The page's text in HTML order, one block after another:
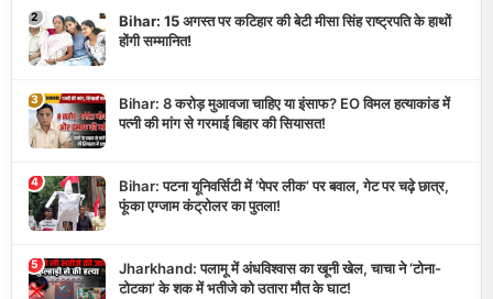
2
Bihar: 15 अगस्त पर कटिहार की बेटी मीसा सिंह राष्ट्रपति के हाथों
होंगी सम्मानित!
3
Bihar: 8 करोड़ मुआवजा चाहिए या इंसाफ? EO विमल हत्याकांड में
पत्नी की मांग से गरमाई बिहार की सियासत!
4
Bihar: पटना यूनिवर्सिटी में ‘पेपर लीक’ पर बवाल, गेट पर चढ़े छात्र,
फूंका एग्जाम कंट्रोलर का पुतला!
5
Jharkhand: पलामू में अंधविश्वास का खूनी खेल, चाचा ने ‘टोना-
टोटका’ के शक में भतीजे को उतारा मौत के घाट!